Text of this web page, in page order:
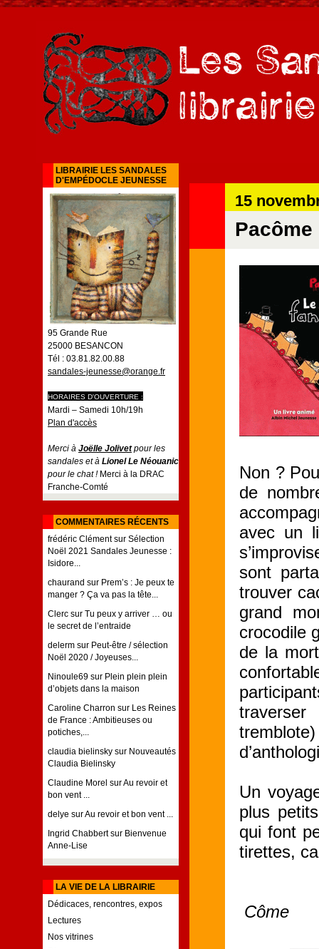
LIBRAIRIE LES SANDALES
D'EMPÉDOCLE JEUNESSE
95 Grande Rue
25000 BESANCON
Tél : 03.81.82.00.88
sandales-jeunesse@orange.fr
HORAIRES D'OUVERTURE :
Mardi – Samedi 10h/19h
Plan d'accès
Merci à Joëlle Jolivetpour les
sandales et à Lionel Le Néouanic
pour le chat !Merci à la DRAC
Franche-Comté
COMMENTAIRES RÉCENTS
frédéric Clémentsur Sélection
Noël 2021 Sandales Jeunesse :
Isidore...
chaurand sur Prem’s : Je peux te
manger ? Ça va pas la tête...
Clerc sur Tu peux y arriver … ou
le secret de l’entraide
delerm sur Peut-être / sélection
Noël 2020 / Joyeuses...
Ninoule69 sur Plein plein plein
d’objets dans la maison
Caroline Charron sur Les Reines
de France : Ambitieuses ou
potiches,...
claudia bielinsky sur Nouveautés
Claudia Bielinsky
Claudine Morel surAu revoir et
bon vent ...
delye surAu revoir et bon vent ...
Ingrid Chabbertsur Bienvenue
Anne-Lise
LA VIE DE LA LIBRAIRIE
Dédicaces, rencontres, expos
Lectures
Nos vitrines
15
Non ?
de
avec un
sont
trouver
grand
crocodile
de la
Un
plus
qui font
tirettes,
Côme